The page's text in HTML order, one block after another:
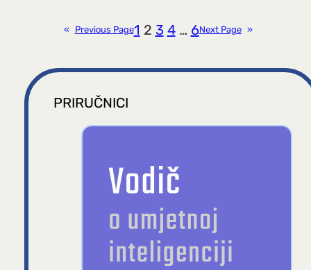
« Previous Page1 2 3 4 … 6Next Page »
PRIRUČNICI